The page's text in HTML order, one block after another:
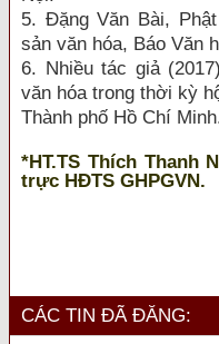
5. Đặng Văn Bài,
sản văn hóa, Báo Văn
6. Nhiều tác giả
văn hóa trong thời kỳ
Thành phố Hồ Chí
*HT.TS Thích Thanh
trực HĐTS GHPGVN.
CÁC TIN ĐÃ ĐĂNG: